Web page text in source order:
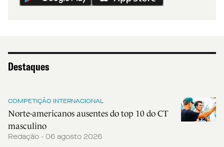
Destaques
COMPETIÇÃO INTERNACIONAL
Norte-americanos ausentes do top 10 do CT
masculino
Redação - 06 agosto 2026